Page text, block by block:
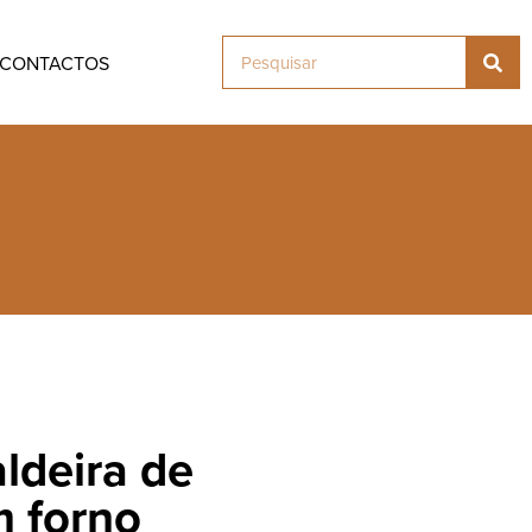
CONTACTOS
de
forno